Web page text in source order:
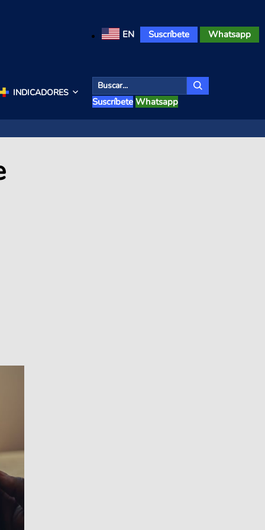
EN Suscríbete Whatsapp
INDICADORES
Suscríbete Whatsapp